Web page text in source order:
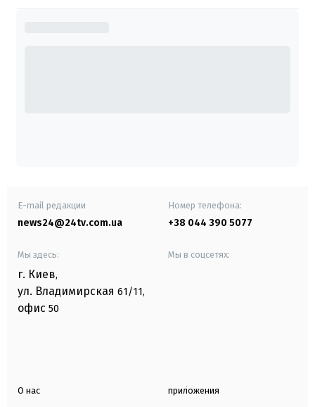
E-mail редакции
news24@24tv.com.ua
Номер телефона:
+38 044 390 5077
Мы здесь:
г. Киев,
ул. Владимирская 61/11,
офис 50
Мы в соцсетях:
О нас приложения